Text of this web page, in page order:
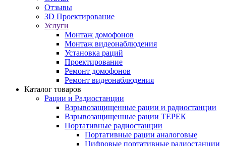
Отзывы
3D Проектирование
Услуги
Монтаж домофонов
Монтаж видеонаблюдения
Установка раций
Проектирование
Ремонт домофонов
Ремонт видеонаблюдения
Каталог товаров
Рации и Радиостанции
Взрывозащищенные рации и радиостанции
Взрывозащищенные рации ТЕРЕК
Портативные радиостанции
Портативные рации аналоговые
Цифровые портативные радиостанции